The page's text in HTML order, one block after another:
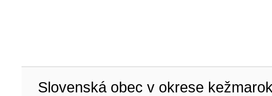
Slovenská obec v okrese kežmarok